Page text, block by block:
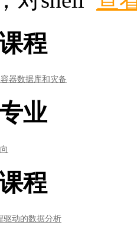
程
驱动的数据分析
与大语言模型应用
深度实战》
部署
型的AI Agent
从自然语言到计算机视觉的跨界之旅